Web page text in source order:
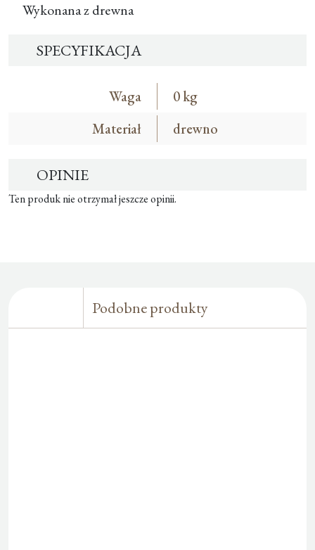
Wykonana z drewna
SPECYFIKACJA
Waga
0 kg
Materiał
drewno
OPINIE
Ten produk nie otrzymał jeszcze opinii.
Podobne produkty